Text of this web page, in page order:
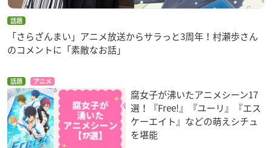
話題
「さらざんまい」アニメ放送からサラっと3周年！村瀬歩さん
のコメントに「素敵なお話」
話題 アニメ
腐女子が沸いたアニメシーン17
選！『Free!』『ユーリ』『エス
ケーエイト』などの萌えシチュ
を堪能